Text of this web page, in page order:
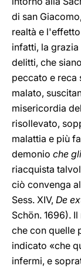
di san
realtà e
infatti, la
delitti, che
peccato e reca
malato,
misericordia
risollevato,
malattia e più
demonio che
riacquista
ciò convenga
Sess. XIV, De
Schön. 1696).
che con quelle
indicato «che
infermi, e